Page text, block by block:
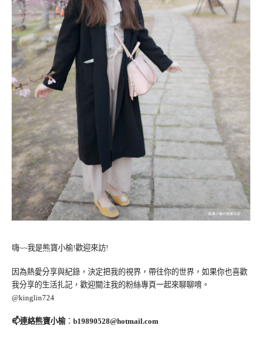
嗨~~我是熊寶小榆!歡迎來訪!
因為熱愛分享與紀錄，決定把我的視界，帶往你的世界，如果你也喜歡
我分享的生活扎記，歡迎關注我的粉絲專頁一起來聊聊唷。
@kinglin724
📫連絡熊寶小榆： b19890528@hotmail.com